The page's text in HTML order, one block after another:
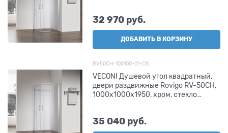
32 970 руб.
ДОБАВИТЬ В КОРЗИНУ
RV50CH-100100-01-C8
VECONI Душевой угол квадратный,
двери раздвижные Rovigo RV-50CH,
1000х1000х1950, хром, стекло
35 040 руб.